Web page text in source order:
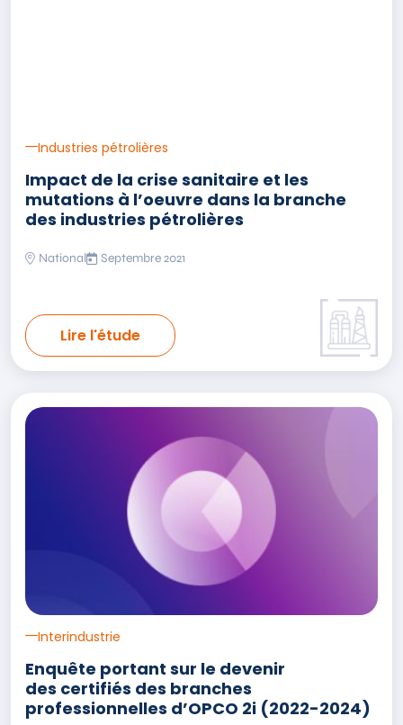
Industries pétrolières
Impact de la crise sanitaire et les
mutations à l’oeuvre dans la branche
des industries pétrolières
National Septembre 2021
Lire l'étude
Interindustrie
Enquête portant sur le devenir
des certifiés des branches
professionnelles d’OPCO 2i (2022-2024)